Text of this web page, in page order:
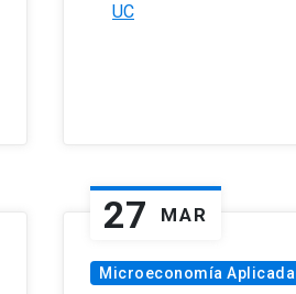
UC
27 MAR
Microeconomía Aplicada